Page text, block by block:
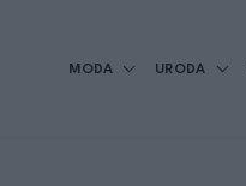
MODA URODA